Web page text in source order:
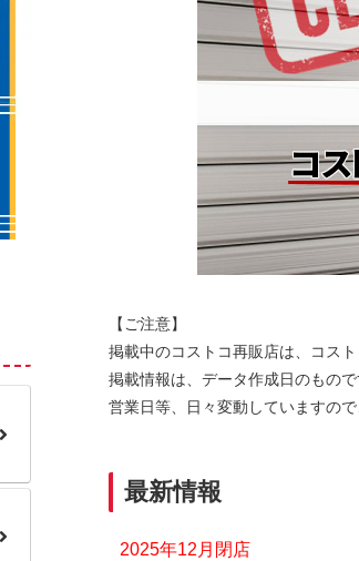
【ご注意】
掲載中のコストコ再販店は、コス
掲載情報は、データ作成日のもので
営業日等、日々変動していますの
最新情報
2025年12月閉店